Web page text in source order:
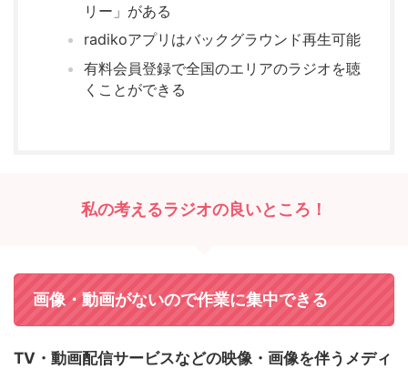
リー」がある
radikoアプリはバックグラウンド再生可能
有料会員登録で全国のエリアのラジオを聴
くことができる
私の考えるラジオの良いところ！
画像・動画がないので作業に集中できる
TV・動画配信サービスなどの映像・画像を伴うメディ